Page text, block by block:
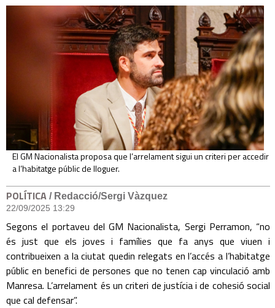
El GM Nacionalista proposa que l’arrelament sigui un criteri per accedir
a l’habitatge públic de lloguer.
POLÍTICA / Redacció/Sergi Vàzquez
22/09/2025 13:29
Segons el portaveu del GM Nacionalista, Sergi Perramon, “no
és just que els joves i famílies que fa anys que viuen i
contribueixen a la ciutat quedin relegats en l’accés a l’habitatge
públic en benefici de persones que no tenen cap vinculació amb
Manresa. L’arrelament és un criteri de justícia i de cohesió social
que cal defensar”.